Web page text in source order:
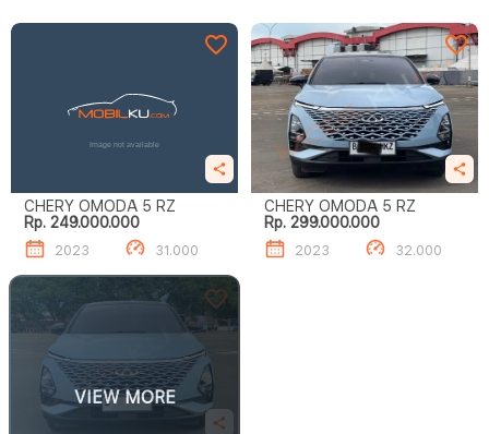
CHERY OMODA 5 RZ
Rp. 249.000.000
2023 31.000
CHERY OMODA 5 RZ
Rp. 299.000.000
2023 32.000
VIEW MORE